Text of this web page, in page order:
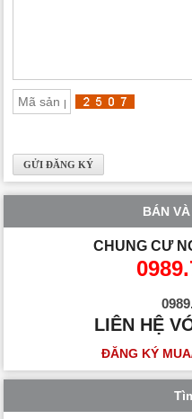
BÁN
CHUNG CƯ
LIÊN HỆ
ĐĂNG KÝ